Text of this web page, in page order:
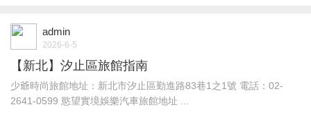
admin
2026-6-5
【新北】汐止區旅館指南
少爺時尚旅館地址：新北市汐止區勤進路83巷1之1號 電話：02-
2641-0599 慾望實境娛樂汽車旅館地址 ...